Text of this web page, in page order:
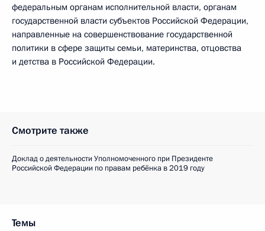
федеральным органам исполнительной власти, органам
государственной власти субъектов Российской Федерации,
направленные на совершенствование государственной
политики в сфере защиты семьи, материнства, отцовства
и детства в Российской Федерации.
Смотрите также
Доклад о деятельности Уполномоченного при Президенте
Российской Федерации по правам ребёнка в 2019 году
Темы